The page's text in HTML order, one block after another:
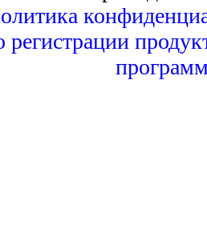
регистрации